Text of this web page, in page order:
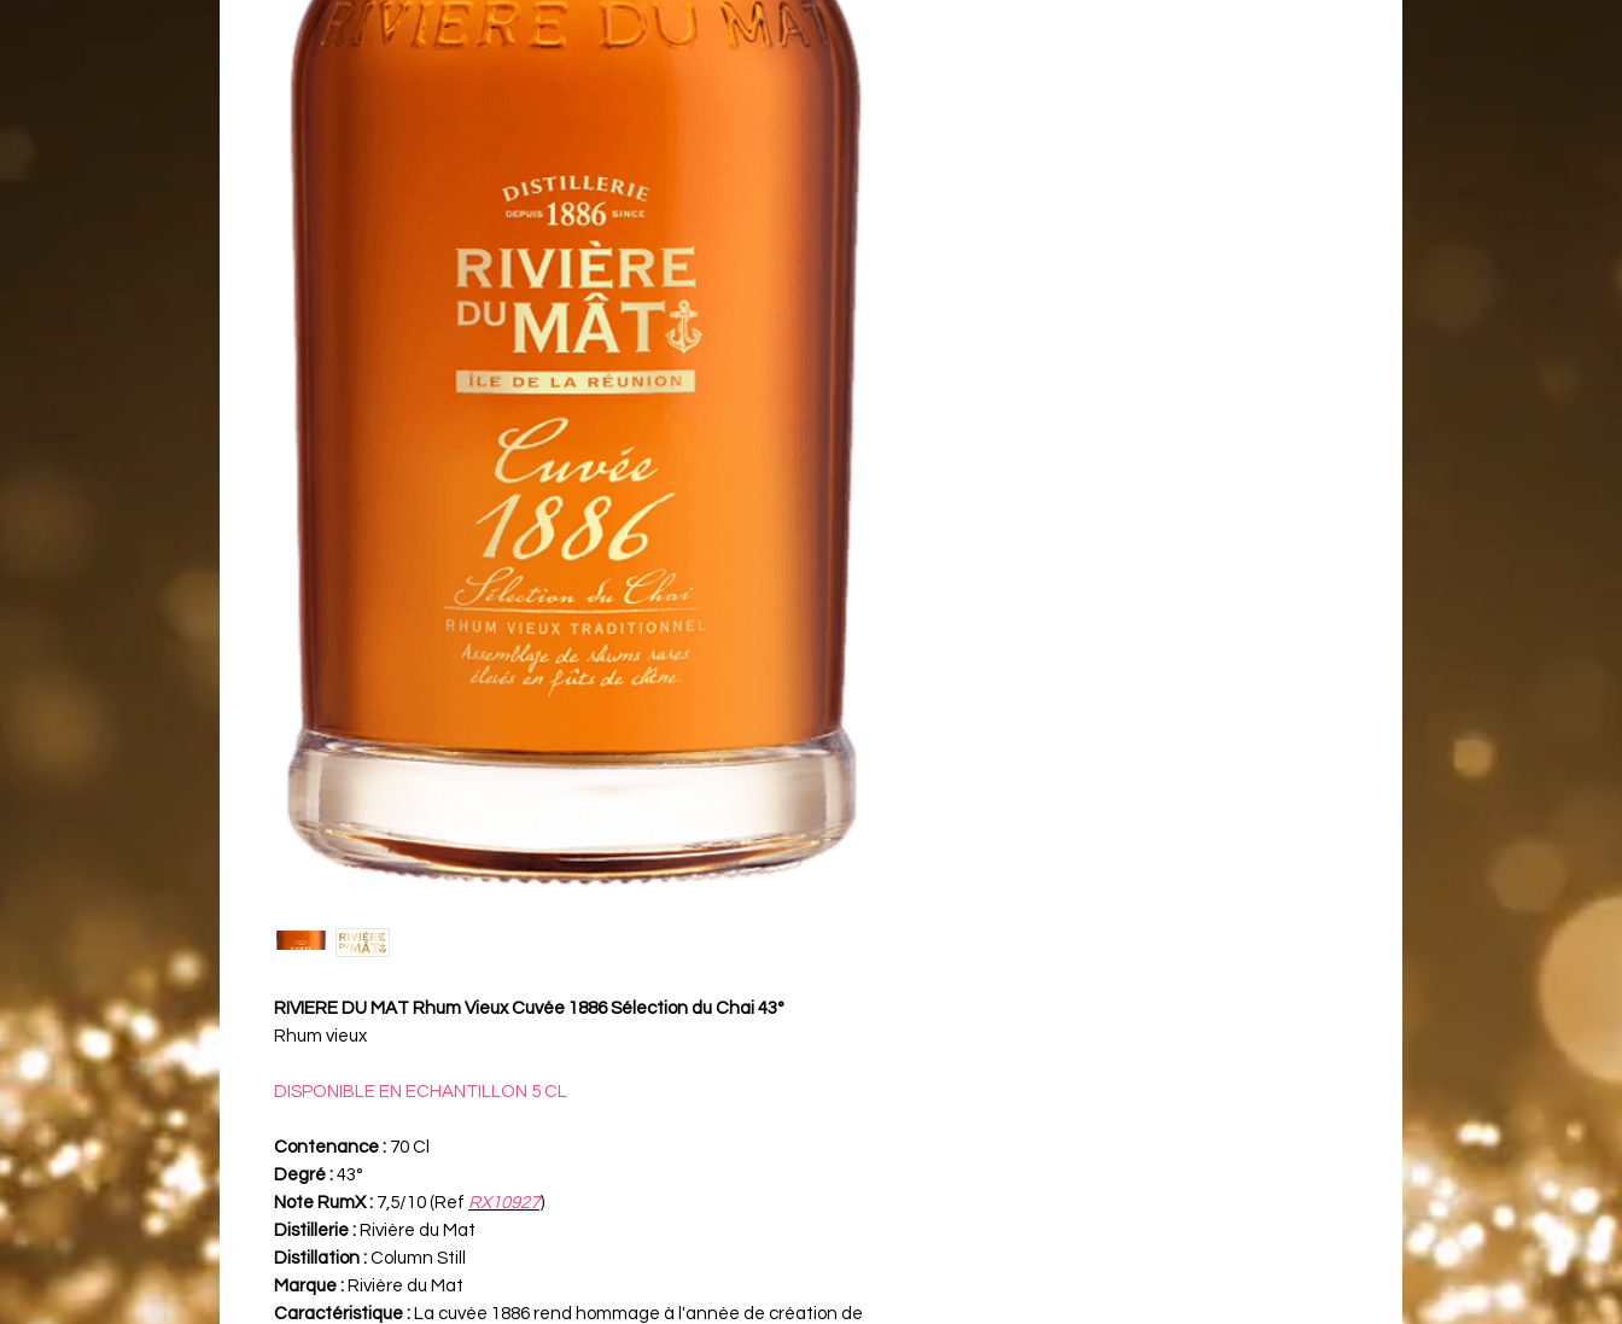
RIVIERE DU MAT Rhum Vieux Cuvée 1886 Sélection du Chai 43°
Rhum vieux
DISPONIBLE EN ECHANTILLON 5 CL
Contenance : 70 Cl
Degré : 43°
Note RumX : 7,5/10 (Ref RX10927)
Distillerie : Rivière du Mat
Distillation : Column Still
Marque : Rivière du Mat
Caractéristique : La cuvée 1886 rend hommage à l'année de création de